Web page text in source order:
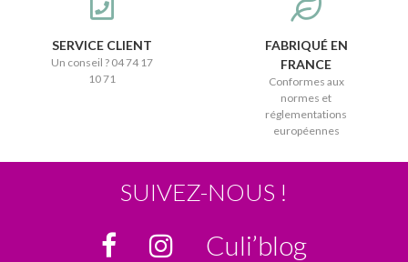
SERVICE CLIENT
Un conseil ? 04 74 17
10 71
FABRIQUÉ EN
FRANCE
Conformes aux
normes et
réglementations
européennes
SUIVEZ-NOUS !
Culi’blog